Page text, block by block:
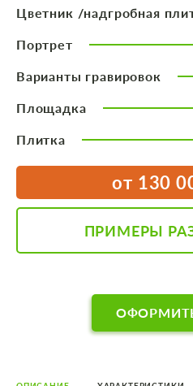
Цветник /надгробная
Портрет
Варианты гравировок
Площадка
Плитка
от 130
ПРИМЕРЫ